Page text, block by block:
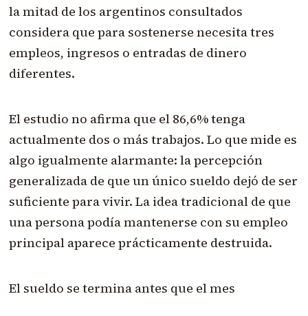
la mitad de los argentinos consultados
considera que para sostenerse necesita tres
empleos, ingresos o entradas de dinero
diferentes.
El estudio no afirma que el 86,6% tenga
actualmente dos o más trabajos. Lo que mide es
algo igualmente alarmante: la percepción
generalizada de que un único sueldo dejó de ser
suficiente para vivir. La idea tradicional de que
una persona podía mantenerse con su empleo
principal aparece prácticamente destruida.
El sueldo se termina antes que el mes